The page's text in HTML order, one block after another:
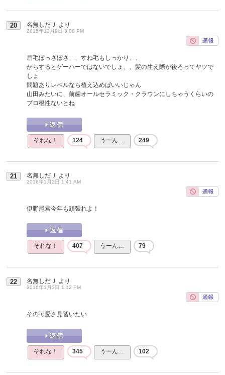
20 名無しだＪ より
2015年12月9日 3:08 PM
眉毛ぼっさぼさ、、すね毛もしっかり、、
からするとゲーハーではないでしょ、、髪の生え際が後ろってヤツで
しょ
問題ありレベルなら植え込めばいいじゃん
山田みたいに、前歯オールセラミック・クラウンにしちゃうくらいの
プロ根性ないとね
それな！ 124 うーん… 249
21 名無しだＪ より
2016年1月2日 1:41 AM
伊野尾君今年も頑張れよ！
それな！ 407 うーん… 79
22 名無しだＪ より
2016年1月3日 1:12 PM
その可愛さ見習いたい
それな！ 345 うーん… 102